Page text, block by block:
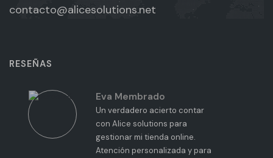
contacto@alicesolutions.net
RESEÑAS
Eva Membrado
Un verdadero acierto contar
con Alice solutions para
gestionar mi tienda online.
Atención personalizada y para